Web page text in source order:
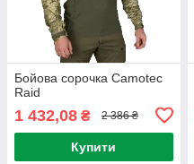
Бойова сорочка Camotec
Raid
1 432,08 ₴ 2 386 ₴
Купити